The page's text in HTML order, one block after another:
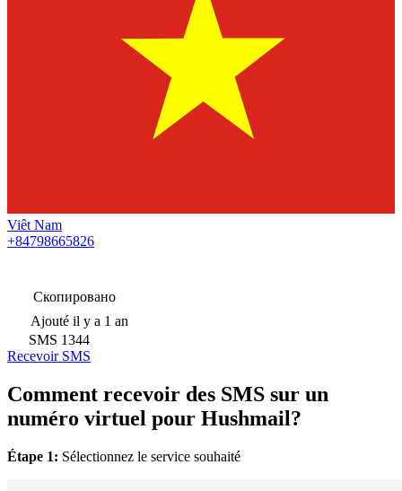
Viêt Nam
+84798665826
Скопировано
Ajouté il y a 1 an
SMS 1344
Recevoir SMS
Comment recevoir des SMS sur un
numéro virtuel pour Hushmail?
Étape 1: Sélectionnez le service souhaité